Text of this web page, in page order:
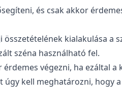
és csak akkor
kialakulása
széna használható fel.
végezni, ha ezáltal
úgy kell meghatározni,